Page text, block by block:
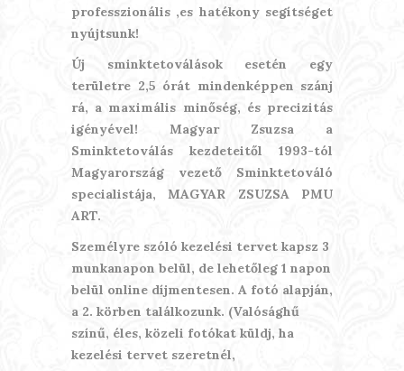
professzionális ,es hatékony segítséget
nyújtsunk!
Új sminktetoválások esetén egy
területre 2,5 órát mindenképpen szánj
rá, a maximális minőség, és precizitás
igényével! Magyar Zsuzsa a
Sminktetoválás kezdeteitől 1993-tól
Magyarország vezető Sminktetováló
specialistája, MAGYAR ZSUZSA PMU
ART.
Személyre szóló kezelési tervet kapsz 3
munkanapon belül, de lehetőleg 1 napon
belül online díjmentesen. A fotó alapján,
a 2. körben találkozunk. (Valósághű
színű, éles, közeli fotókat küldj, ha
kezelési tervet szeretnél,